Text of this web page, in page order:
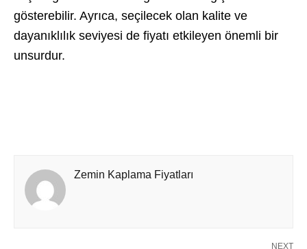
gösterebilir. Ayrıca, seçilecek olan kalite ve
dayanıklılık seviyesi de fiyatı etkileyen önemli bir
unsurdur.
Zemin Kaplama Fiyatları
NEXT